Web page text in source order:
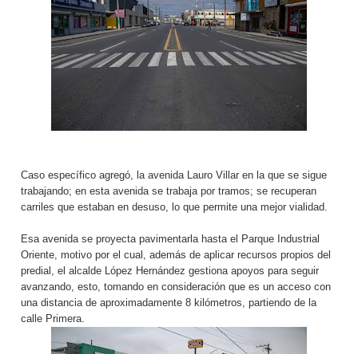
Caso específico agregó, la avenida Lauro Villar en la que se sigue
trabajando; en esta avenida se trabaja por tramos; se recuperan
carriles que estaban en desuso, lo que permite una mejor vialidad.
Esa avenida se proyecta pavimentarla hasta el Parque Industrial
Oriente, motivo por el cual, además de aplicar recursos propios del
predial, el alcalde López Hernández gestiona apoyos para seguir
avanzando, esto, tomando en consideración que es un acceso con
una distancia de aproximadamente 8 kilómetros, partiendo de la
calle Primera.